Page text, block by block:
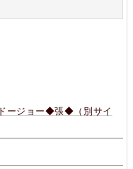
ージョー◆張◆（別サイ